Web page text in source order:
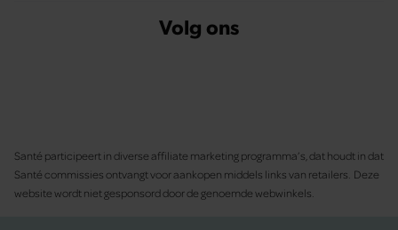
Volg ons
Santé participeert in diverse affiliate marketing programma’s, dat houdt in dat
Santé commissies ontvangt voor aankopen middels links van retailers. Deze
website wordt niet gesponsord door de genoemde webwinkels.